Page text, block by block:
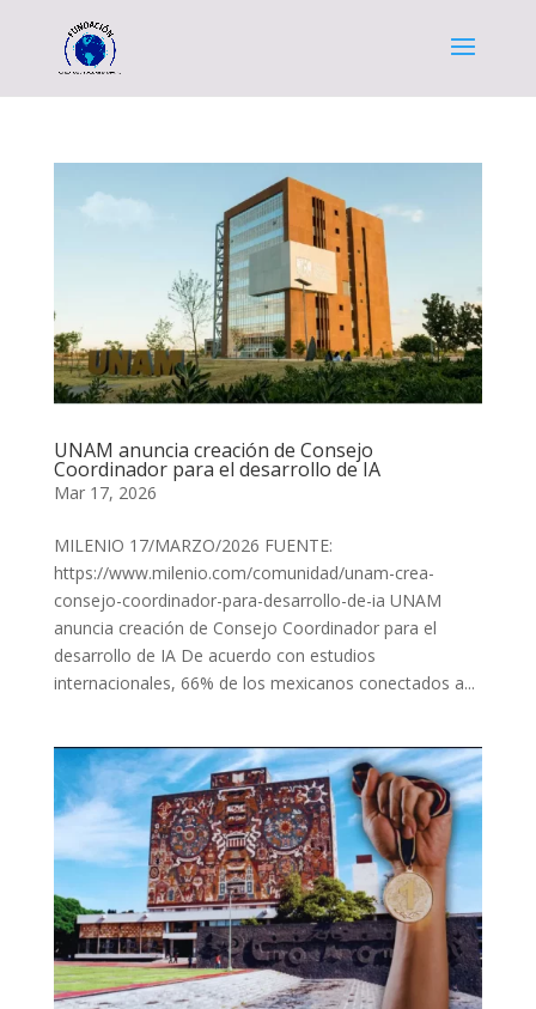
UNAM anuncia creación de Consejo
Coordinador para el desarrollo de IA
Mar 17, 2026
MILENIO 17/MARZO/2026 FUENTE:
https://www.milenio.com/comunidad/unam-crea-
consejo-coordinador-para-desarrollo-de-ia UNAM
anuncia creación de Consejo Coordinador para el
desarrollo de IA De acuerdo con estudios
internacionales, 66% de los mexicanos conectados a...